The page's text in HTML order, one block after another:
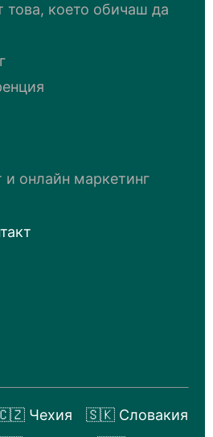
това, което обичаш да
и онлайн маркетинг
Чехия
🇸🇰 Словакия